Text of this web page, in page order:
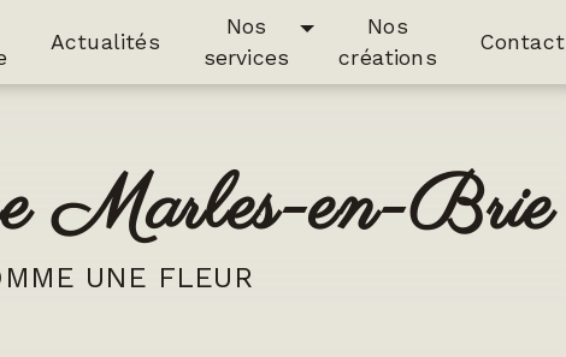
Actualités
Nos
services
Nos
créations
Contact
Marles-en-Brie
UNE FLEUR